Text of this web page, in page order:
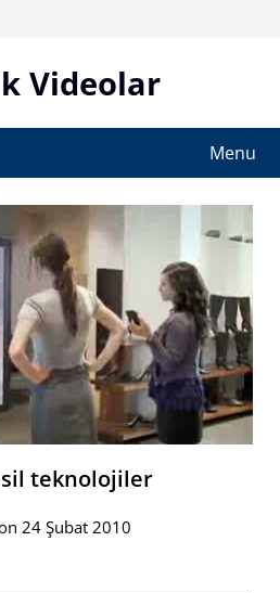
Videolar
Menu
teknolojiler
24 Şubat 2010